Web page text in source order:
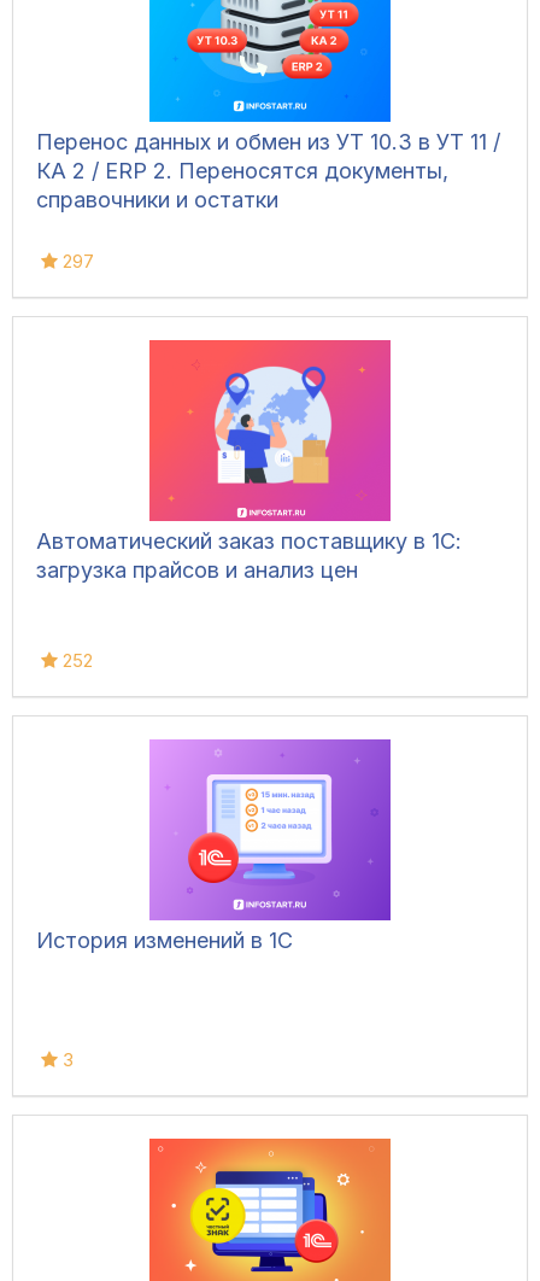
движение транспорта.
Перенос данных и обмен из УТ 10.3 в УТ 11 /
КА 2 / ERP 2. Переносятся документы,
справочники и остатки
297
Автоматический заказ поставщику в 1С:
загрузка прайсов и анализ цен
252
История изменений в 1С
3